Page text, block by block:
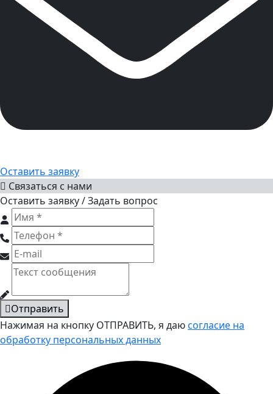
Оставить заявку
Связаться с нами
Оставить заявку / Задать вопрос
Отправить
Нажимая на кнопку ОТПРАВИТЬ, я даюсогласие на
обработку персональных данных